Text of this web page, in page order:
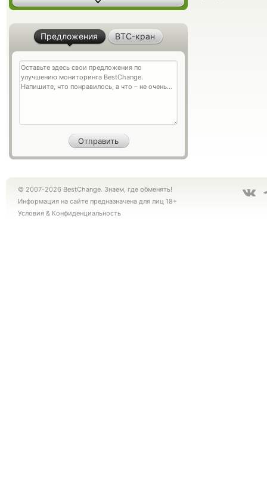
Предложения BTC-кран
© 2007-2026 BestChange. Знаем, где обменять!
Информация на сайте предназначена для лиц 18+
Условия & Конфиденциальность